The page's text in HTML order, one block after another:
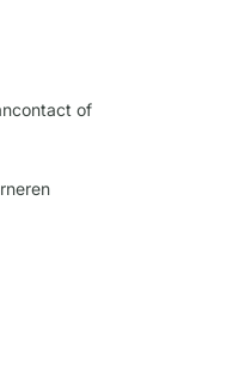
of